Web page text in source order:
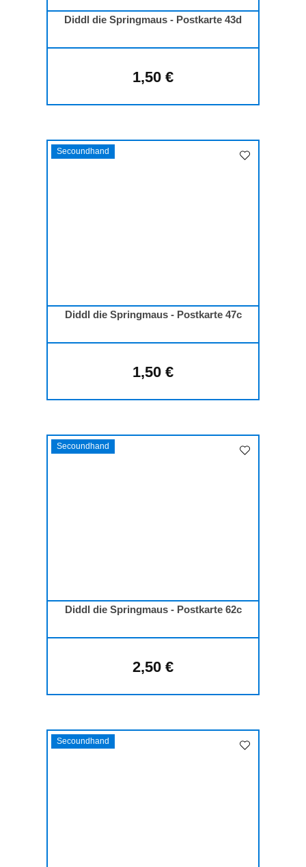
Diddl die Springmaus - Postkarte 43d
Regulärer Preis:
1,50 €
Secoundhand
Diddl die Springmaus - Postkarte 47c
Regulärer Preis:
1,50 €
Secoundhand
Diddl die Springmaus - Postkarte 62c
Regulärer Preis:
2,50 €
Secoundhand